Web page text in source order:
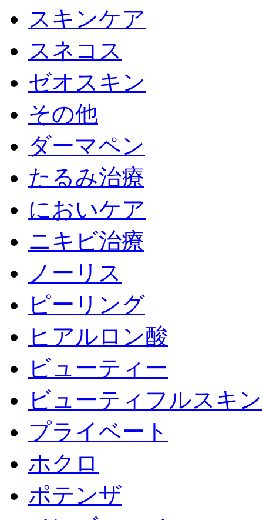
スキンケア
スネコス
ゼオスキン
その他
ダーマペン
たるみ治療
においケア
ニキビ治療
ノーリス
ピーリング
ヒアルロン酸
ビューティー
ビューティフルスキン
プライベート
ホクロ
ポテンザ